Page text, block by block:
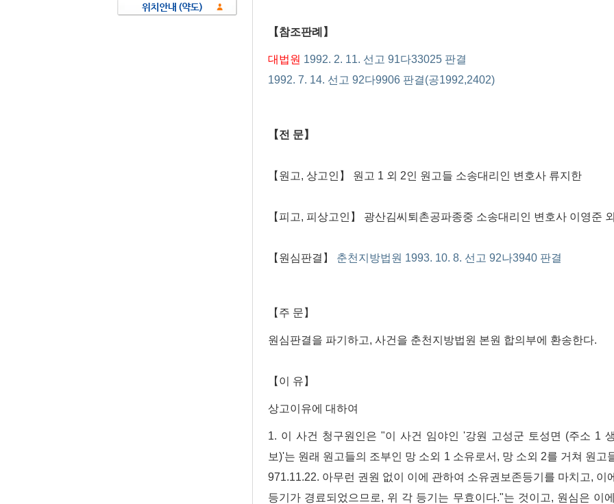
【참조판례】
대법원 1992. 2. 11. 선고 91다33025 판결
1992. 7. 14. 선고 92다9906 판결(공1992,2402)
【전 문】
【원고, 상고인】 원고 1 외 2인 원고들 소송대리인 변호사 류지한
【피고, 피상고인】 광산김씨퇴촌공파종중 소송대리인 변호사 이영준
【원심판결】 춘천지방법원 1993. 10. 8. 선고 92나3940 판결
【주 문】
원심판결을 파기하고, 사건을 춘천지방법원 본원 합의부에 환송한다.
【이 유】
상고이유에 대하여
1. 이 사건 청구원인은 "이 사건 임야인 '강원 고성군 토성면 (주소 1
보)'는 원래 원고들의 조부인 망 소외 1 소유로서, 망 소외 2를 거쳐 원고
971.11.22. 아무런 권원 없이 이에 관하여 소유권보존등기를 마치고, 이
등기가 경료되었으므로, 위 각 등기는 무효이다."는 것이고, 원심은 이